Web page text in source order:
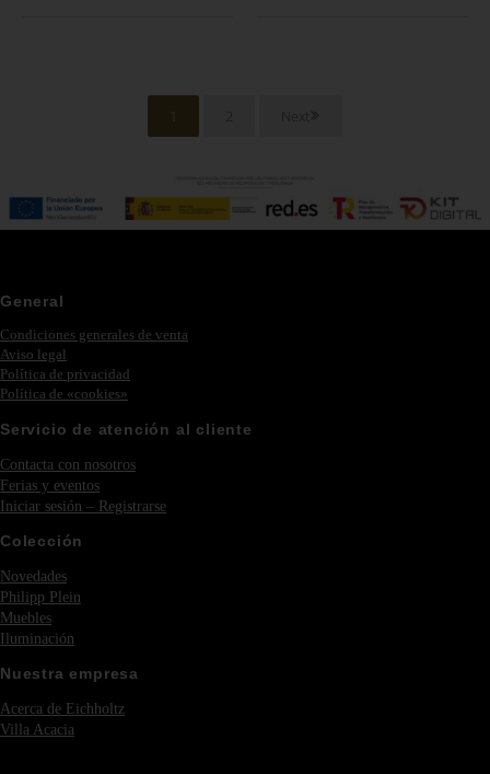
1 2 Next
General
Condiciones generales de venta
Aviso legal
Política de privacidad
Política de «cookies»
Servicio de atención al cliente
Contacta con nosotros
Ferias y eventos
Iniciar sesión – Registrarse
Colección
Novedades
Philipp Plein
Muebles
Iluminación
Nuestra empresa
Acerca de Eichholtz
Villa Acacia